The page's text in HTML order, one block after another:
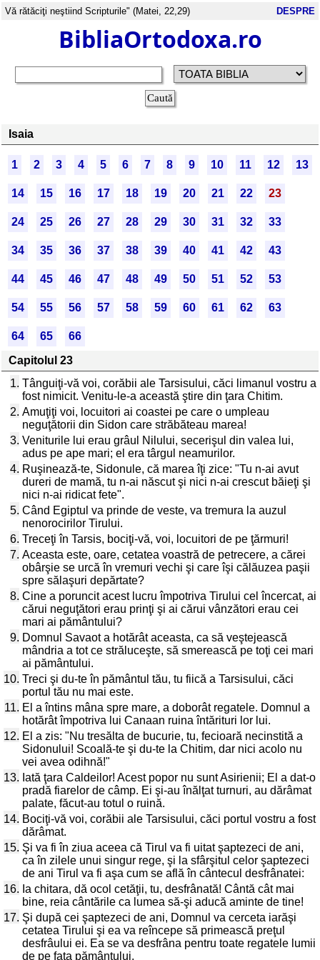
Vă rătăciţi neştiind Scripturile" (Matei, 22,29) DESPRE
BibliaOrtodoxa.ro
Isaia
1 2 3 4 5 6 7 8 9 10 11 12 13
14 15 16 17 18 19 20 21 22 23
24 25 26 27 28 29 30 31 32 33
34 35 36 37 38 39 40 41 42 43
44 45 46 47 48 49 50 51 52 53
54 55 56 57 58 59 60 61 62 63
64 65
66
Capitolul 23
1. Tânguiţi-vă voi, corăbii ale Tarsisului, căci limanul vostru a
fost nimicit. Venitu-le-a această ştire din ţara Chitim.
2. Amuţiţi voi, locuitori ai coastei pe care o umpleau
neguţătorii din Sidon care străbăteau marea!
3. Veniturile lui erau grâul Nilului, secerişul din valea lui,
adus pe ape mari; el era târgul neamurilor.
4. Ruşinează-te, Sidonule, că marea îţi zice: "Tu n-ai avut
dureri de mamă, tu n-ai născut şi nici n-ai crescut băieţi şi
nici n-ai ridicat fete".
5. Când Egiptul va prinde de veste, va tremura la auzul
nenorocirilor Tirului.
6. Treceţi în Tarsis, bociţi-vă, voi, locuitori de pe ţărmuri!
7. Aceasta este, oare, cetatea voastră de petrecere, a cărei
obârşie se urcă în vremuri vechi şi care îşi călăuzea paşii
spre sălaşuri depărtate?
8. Cine a poruncit acest lucru împotriva Tirului cel încercat, ai
cărui neguţători erau prinţi şi ai cărui vânzători erau cei
mari ai pământului?
9. Domnul Savaot a hotărât aceasta, ca să veştejească
mândria a tot ce străluceşte, să smerească pe toţi cei mari
ai pământului.
10. Treci şi du-te în pământul tău, tu fiică a Tarsisului, căci
portul tău nu mai este.
11. El a întins mâna spre mare, a doborât regatele. Domnul a
hotărât împotriva lui Canaan ruina întărituri lor lui.
12. El a zis: "Nu tresălta de bucurie, tu, fecioară necinstită a
Sidonului! Scoală-te şi du-te la Chitim, dar nici acolo nu
vei avea odihnă!"
13. Iată ţara Caldeilor! Acest popor nu sunt Asirienii; El a dat-o
pradă fiarelor de câmp. Ei şi-au înălţat turnuri, au dărâmat
palate, făcut-au totul o ruină.
14. Bociţi-vă voi, corăbii ale Tarsisului, căci portul vostru a fost
dărâmat.
15. Şi va fi în ziua aceea că Tirul va fi uitat şaptezeci de ani,
ca în zilele unui singur rege, şi la sfârşitul celor şaptezeci
de ani Tirul va fi aşa cum se află în cântecul desfrânatei:
16. Ia chitara, dă ocol cetăţii, tu, desfrânată! Cântă cât mai
bine, reia cântările ca lumea să-şi aducă aminte de tine!
17. Şi după cei şaptezeci de ani, Domnul va cerceta iarăşi
cetatea Tirului şi ea va reîncepe să primească preţul
desfrâului ei. Ea se va desfrâna pentru toate regatele lumii
de pe faţa pământului.